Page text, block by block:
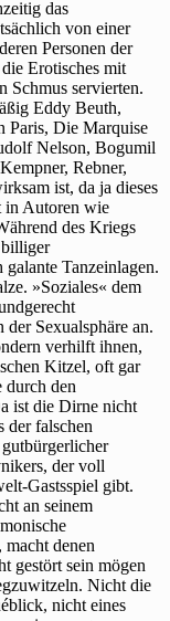
das
von einer
Personen der
Erotisches mit
Schmus servierten.
Eddy Beuth,
Paris, Die Marquise
Nelson, Bogumil
Rebner,
ist, da ja dieses
in Autoren wie
des Kriegs
billiger
Tanzeinlagen.
»Soziales« dem
der Sexualsphäre an.
verhilft ihnen,
Kitzel, oft gar
durch den
ist die Dirne nicht
der falschen
der voll
Gastsspiel gibt.
an seinem
denen
gestört sein mögen
Nicht die
nicht eines